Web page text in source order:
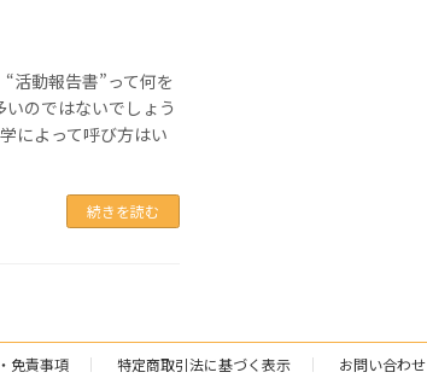
活動報告書”って何を
のではないでしょう
によって呼び方はい
続きを読む
免責事項 特定商取引法に基づく表示 お問い合わせ